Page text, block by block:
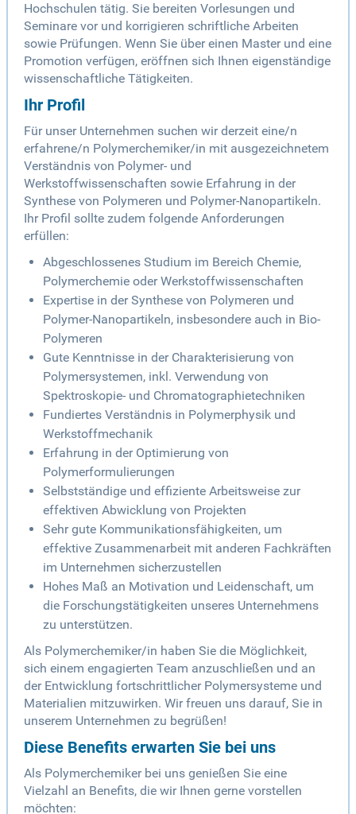
Hochschulen tätig. Sie bereiten Vorlesungen und
Seminare vor und korrigieren schriftliche Arbeiten
sowie Prüfungen. Wenn Sie über einen Master und eine
Promotion verfügen, eröffnen sich Ihnen eigenständige
wissenschaftliche Tätigkeiten.
Ihr Profil
Für unser Unternehmen suchen wir derzeit eine/n
erfahrene/n Polymerchemiker/in mit ausgezeichnetem
Verständnis von Polymer- und
Werkstoffwissenschaften sowie Erfahrung in der
Synthese von Polymeren und Polymer-Nanopartikeln.
Ihr Profil sollte zudem folgende Anforderungen
erfüllen:
Abgeschlossenes Studium im Bereich Chemie,
Polymerchemie oder Werkstoffwissenschaften
Expertise in der Synthese von Polymeren und
Polymer-Nanopartikeln, insbesondere auch in Bio-
Polymeren
Gute Kenntnisse in der Charakterisierung von
Polymersystemen, inkl. Verwendung von
Spektroskopie- und Chromatographietechniken
Fundiertes Verständnis in Polymerphysik und
Werkstoffmechanik
Erfahrung in der Optimierung von
Polymerformulierungen
Selbstständige und effiziente Arbeitsweise zur
effektiven Abwicklung von Projekten
Sehr gute Kommunikationsfähigkeiten, um
effektive Zusammenarbeit mit anderen Fachkräften
im Unternehmen sicherzustellen
Hohes Maß an Motivation und Leidenschaft, um
die Forschungstätigkeiten unseres Unternehmens
zu unterstützen.
Als Polymerchemiker/in haben Sie die Möglichkeit,
sich einem engagierten Team anzuschließen und an
der Entwicklung fortschrittlicher Polymersysteme und
Materialien mitzuwirken. Wir freuen uns darauf, Sie in
unserem Unternehmen zu begrüßen!
Diese Benefits erwarten Sie bei uns
Als Polymerchemiker bei uns genießen Sie eine
Vielzahl an Benefits, die wir Ihnen gerne vorstellen
möchten: